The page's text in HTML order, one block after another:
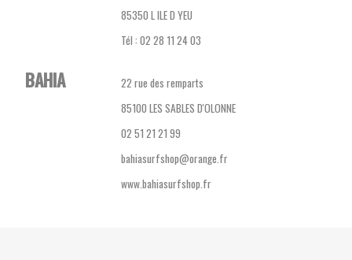
85350 L ILE D YEU
Tél : 02 28 11 24 03
BAHIA
22 rue des remparts
85100 LES SABLES D'OLONNE
02 51 21 21 99
bahiasurfshop@orange.fr
www.bahiasurfshop.fr